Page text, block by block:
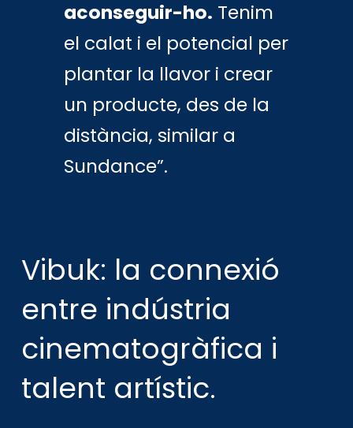
aconseguir-ho. Tenim
el calat i el potencial per
plantar la llavor i crear
un producte, des de la
distància, similar a
Sundance”.
Vibuk: la connexió
entre indústria
cinematogràfica i
talent artístic.